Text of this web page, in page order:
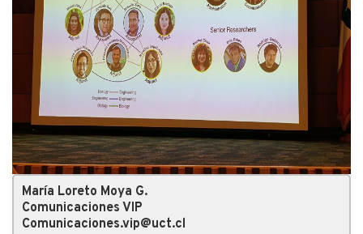
María Loreto Moya G.
Comunicaciones VIP
Comunicaciones.vip@uct.cl